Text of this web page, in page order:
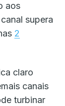
aos
supera
2
claro
canais
turbinar